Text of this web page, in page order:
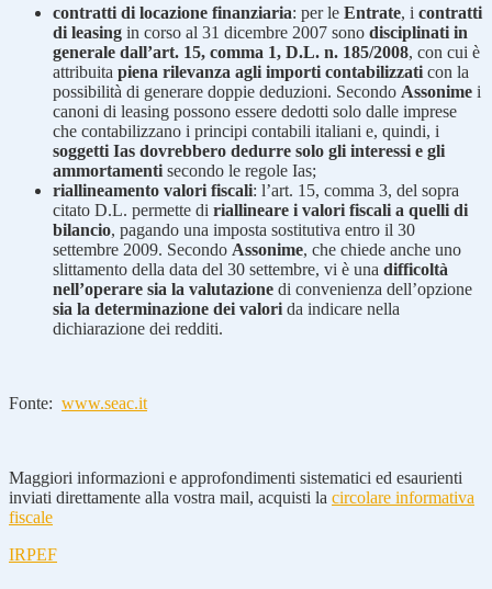
contratti di locazione finanziaria: per le Entrate, i contratti
di leasing in corso al 31 dicembre 2007 sono disciplinati in
generale dall’art. 15, comma 1, D.L. n. 185/2008, con cui è
attribuita piena rilevanza agli importi contabilizzati con la
possibilità di generare doppie deduzioni. Secondo Assonime i
canoni di leasing possono essere dedotti solo dalle imprese
che contabilizzano i principi contabili italiani e, quindi, i
soggetti Ias dovrebbero dedurre solo gli interessi e gli
ammortamenti secondo le regole Ias;
riallineamento valori fiscali: l’art. 15, comma 3, del sopra
citato D.L. permette di riallineare i valori fiscali a quelli di
bilancio, pagando una imposta sostitutiva entro il 30
settembre 2009. Secondo Assonime, che chiede anche uno
slittamento della data del 30 settembre, vi è una difficoltà
nell’operare sia la valutazione di convenienza dell’opzione
sia la determinazione dei valori da indicare nella
dichiarazione dei redditi.
Fonte: www.seac.it
Maggiori informazioni e approfondimenti sistematici ed esaurienti
inviati direttamente alla vostra mail, acquisti la circolare informativa
fiscale
IRPEF